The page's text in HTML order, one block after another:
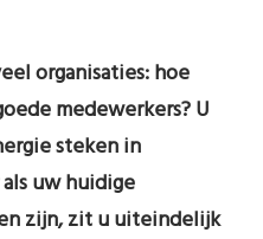
organisaties: hoe
medewerkers? U
steken in
uw huidige
zijn, zit u uiteindelijk